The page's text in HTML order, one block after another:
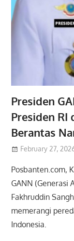
Presiden
Presiden RI
Berantas
February 27,
Posbanten.com,
GANN (Generasi
Fakhruddin
memerangi
Indonesia.